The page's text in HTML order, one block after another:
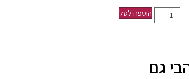
הוספה לסל
גם